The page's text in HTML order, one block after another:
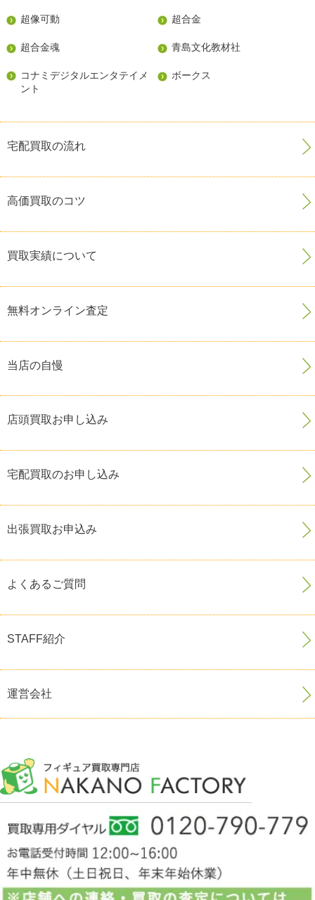
超像可動 超合金
超合金魂 青島文化教材社
コナミデジタルエンタテイメ
ント
ボークス
宅配買取の流れ
高価買取のコツ
買取実績について
無料オンライン査定
当店の自慢
店頭買取お申し込み
宅配買取のお申し込み
出張買取お申込み
よくあるご質問
STAFF紹介
運営会社